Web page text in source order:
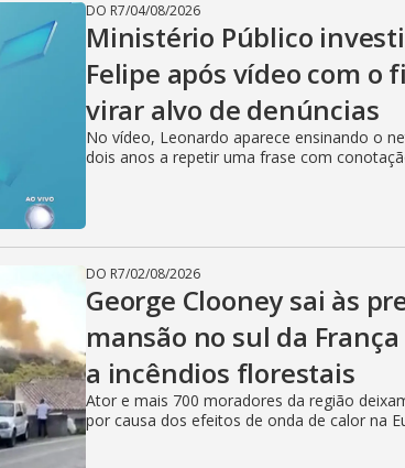
DO R7/04/08/2026
Ministério Público
Felipe após vídeo com o
virar alvo de denúncias
No vídeo, Leonardo aparece ensinando o
dois anos a repetir uma frase com
DO R7/02/08/2026
George Clooney sai às
mansão no sul da
a incêndios florestais
Ator e mais 700 moradores da região
por causa dos efeitos de onda de calor na